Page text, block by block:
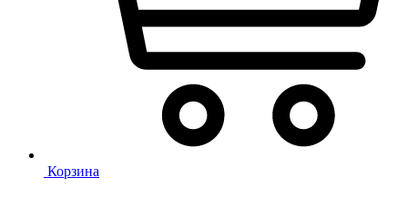
Корзина